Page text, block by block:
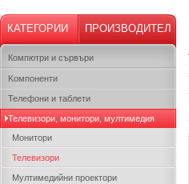
КАТЕГОРИИ ПРОИЗВОДИТЕЛ
Компютри и сървъри
Kомпоненти
Телефони и таблети
Телевизори, монитори, мултимедия
Монитори
Телевизори
Мултимедийни проектори